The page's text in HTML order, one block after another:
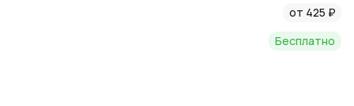
о цветах и флористике в нашем блоге:
от 425 ₽
Бесплатно